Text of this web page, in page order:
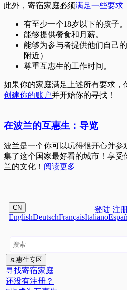
此外，寄宿家庭必须满足一些要求
有至少一个18岁以下的孩子。
能够提供餐食和月薪。
能够为参与者提供他们自己
附近）
尊重互惠生的工作时间。
如果你的家庭满足上述所有要求，
创建你的账户并开始你的寻找！
在波兰的互惠生：导览
波兰是一个你可以玩得很开心并参
集了这个国家最好看的城市！享受
兰的文化！ 阅读更多
CN
EnglishDeutschFrançaisItaliano
登陆 注
互惠生专区
寻找寄宿家庭
还没有注册？